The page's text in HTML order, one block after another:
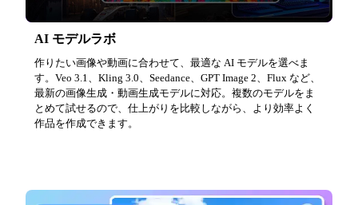
AI モデルラボ
作りたい画像や動画に合わせて、最適な AI モデルを選べま
す。Veo 3.1、Kling 3.0、Seedance、GPT Image 2、Flux など、
最新の画像生成・動画生成モデルに対応。複数のモデルをま
とめて試せるので、仕上がりを比較しながら、より効率よく
作品を作成できます。